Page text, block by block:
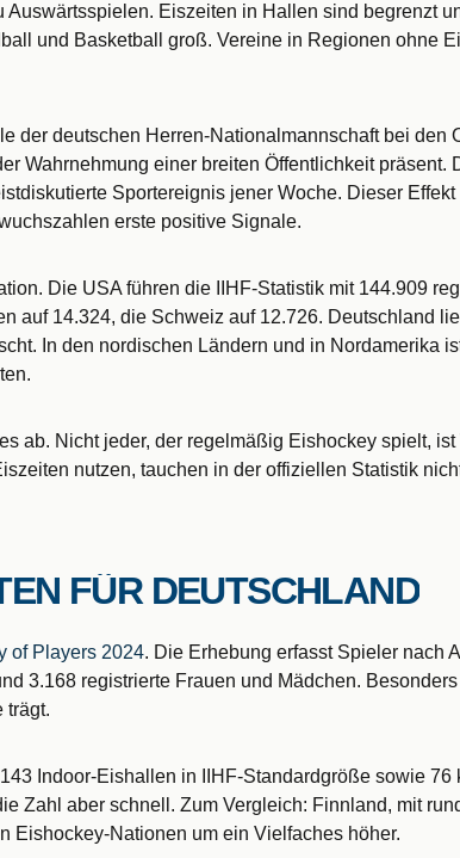
Eiszeiten in Hallen sind begrenzt
und Basketball groß. Vereine in Regionen ohne
der deutschen Herren-Nationalmannschaft bei den
Wahrnehmung einer breiten Öffentlichkeit präsent.
Sportereignis jener Woche. Dieser
erste positive Signale.
Die USA führen die IIHF-Statistik mit 144.909
auf 14.324, die Schweiz auf 12.726. Deutschland
In den nordischen Ländern und in Nordamerika
ab. Nicht jeder, der regelmäßig Eishockey spielt,
nutzen, tauchen in der offiziellen Statistik
FÜR DEUTSCHLAND
of Players 2024. Die Erhebung erfasst Spieler nach
3.168 registrierte Frauen und Mädchen.
trägt.
Indoor-Eishallen in IIHF-Standardgröße sowie
Zahl aber schnell. Zum Vergleich: Finnland, mit
Eishockey-Nationen um ein Vielfaches höher.